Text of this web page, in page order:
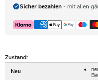
Sicher bezahlen - mit allen
Zustand:
Neu